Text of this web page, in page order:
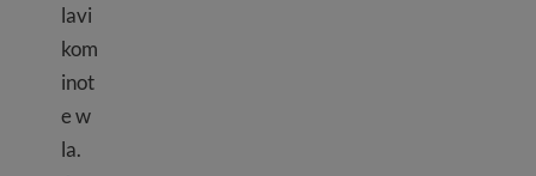
lavi
kom
inot
e w
la.